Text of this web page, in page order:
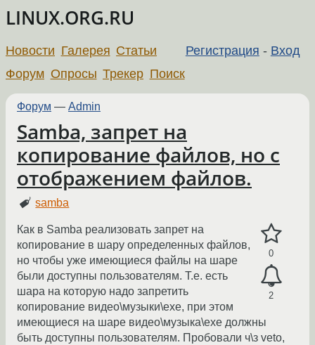
LINUX.ORG.RU
Регистрация - Вход
Новости Галерея Статьи
Форум Опросы Трекер Поиск
Форум — Admin
Samba, запрет на
копирование файлов, но с
отображением файлов.
samba
0
2
Как в Samba реализовать запрет на
копирование в шару определенных файлов,
но чтобы уже имеющиеся файлы на шаре
были доступны пользователям. Т.е. есть
шара на которую надо запретить
копирование видео\музыки\exe, при этом
имеющиеся на шаре видео\музыка\exe должны
быть доступны пользователям. Пробовали ч\з veto,